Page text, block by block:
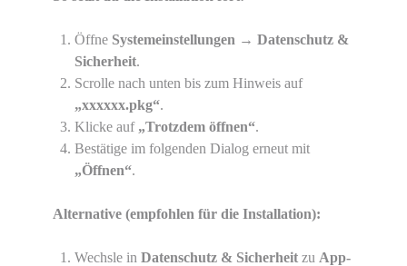
Öffne Systemeinstellungen → Datenschutz &
Sicherheit.
Scrolle nach unten bis zum Hinweis auf
„xxxxxx.pkg“.
Klicke auf „Trotzdem öffnen“.
Bestätige im folgenden Dialog erneut mit
„Öffnen“.
Alternative (empfohlen für die Installation):
Wechsle in Datenschutz & Sicherheit zu App-